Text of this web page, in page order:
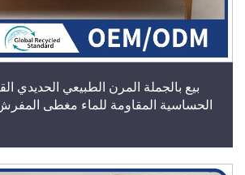
بيع بالجملة المرن الطبيعي الحديدي
الحساسية المقاومة للماء مغطى